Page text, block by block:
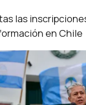
las
en Chile